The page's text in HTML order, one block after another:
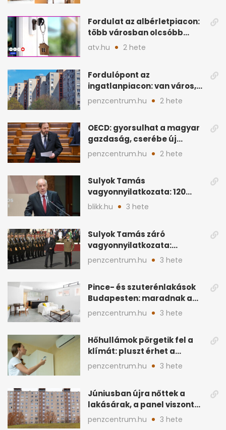
Fordulat az albérletpiacon:
több városban olcsóbb
lehet a hiteltörlesztő
atv.hu 2 hete
Fordulópont az
ingatlanpiacon: van város,
ahol a vétel már olcsóbb
penzcentrum.hu 2 hete
OECD: gyorsulhat a magyar
gazdaság, cserébe új
ingatlanadó is felmerül
penzcentrum.hu 2 hete
Sulyok Tamás
vagyonnyilatkozata: 120
milliós megtakarítás, 5
blikk.hu 3 hete
Sulyok Tamás záró
vagyonnyilatkozata:
ingatlanok és
megtakarítások
penzcentrum.hu 3 hete
Pince- és szuterénlakások
Budapesten: maradnak a
szigorú szabályok
penzcentrum.hu 3 hete
Hőhullámok pörgetik fel a
klímát: pluszt érhet a
lakásban a hűtés
penzcentrum.hu 3 hete
Júniusban újra nőttek a
lakásárak, a panel viszont
lemaradt
penzcentrum.hu 3 hete